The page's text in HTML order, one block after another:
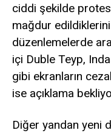
ciddi şekilde
mağdur
düzenlemelerde
içi Duble Teyp,
gibi ekranların
ise açıklama
Diğer yandan yeni